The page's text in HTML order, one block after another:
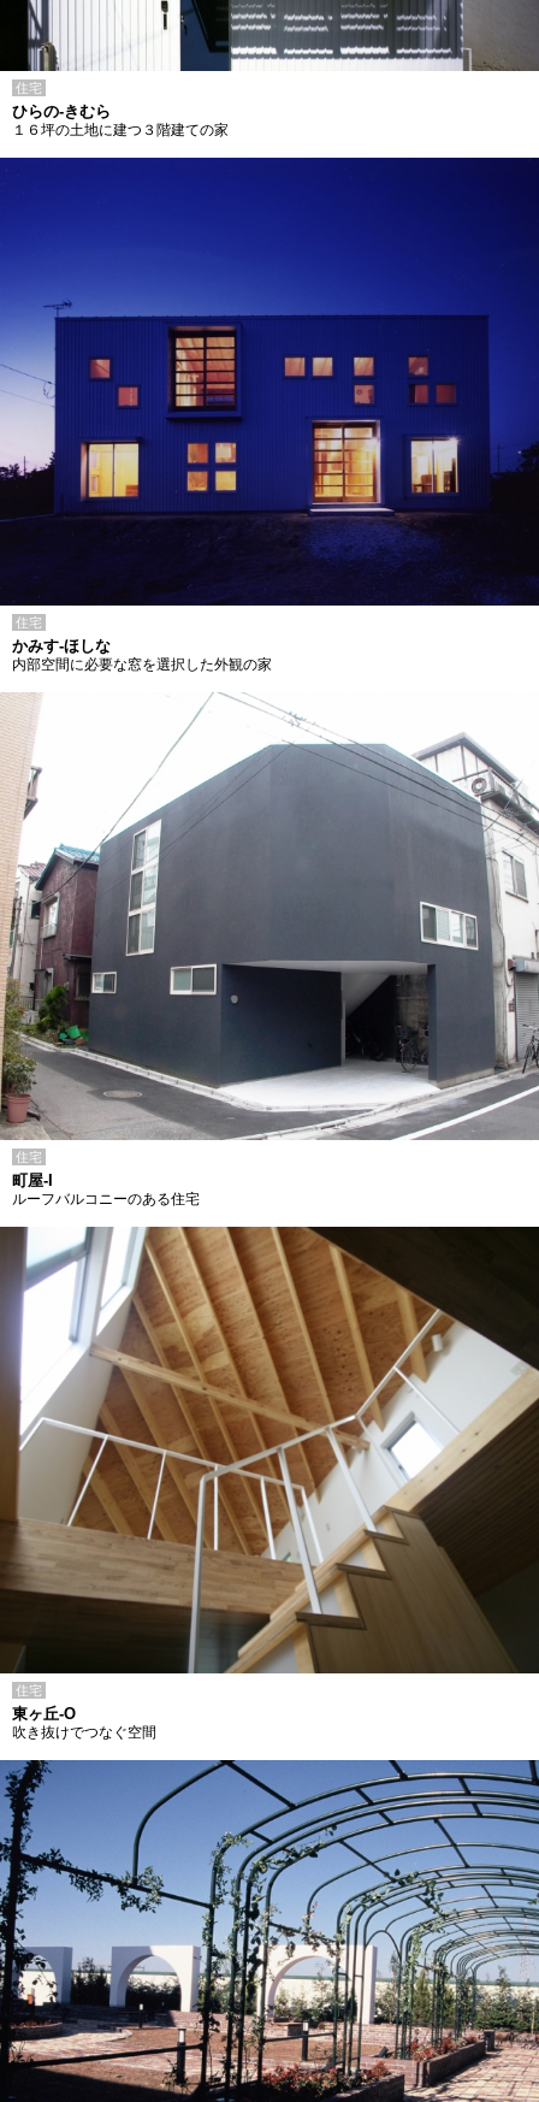
住宅
ひらの-きむら
１６坪の土地に建つ３階建ての家
住宅
かみす-ほしな
内部空間に必要な窓を選択した外観の家
住宅
町屋-I
ルーフバルコニーのある住宅
住宅
東ヶ丘-O
吹き抜けでつなぐ空間